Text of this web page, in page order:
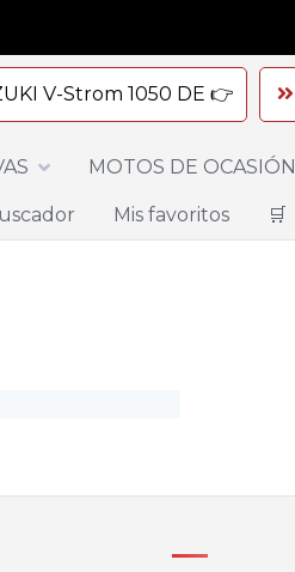
V-Strom 1050 DE 👉
MOTOS DE OCASIÓN
Mis favoritos 🛒